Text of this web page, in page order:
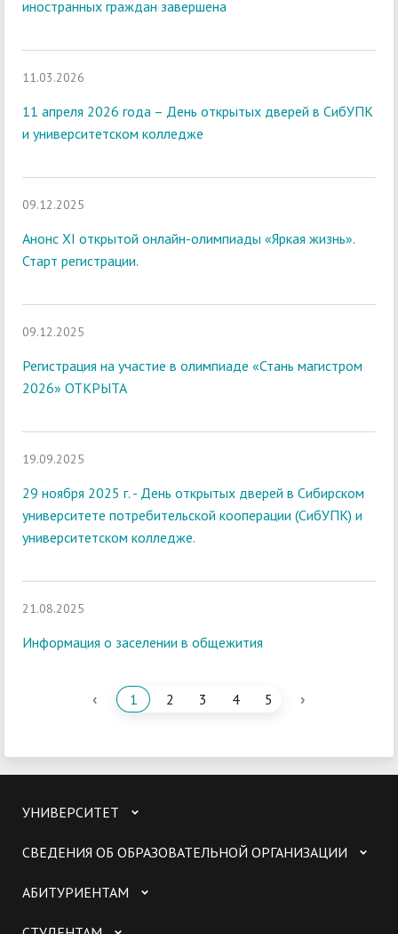
иностранных граждан завершена
11.03.2026
11 апреля 2026 года – День открытых дверей в СибУПК
и университетском колледже
09.12.2025
Анонс ХI открытой онлайн-олимпиады «Яркая жизнь».
Старт регистрации.
09.12.2025
Регистрация на участие в олимпиаде «Стань магистром
2026» ОТКРЫТА
19.09.2025
29 ноября 2025 г. - День открытых дверей в Сибирском
университете потребительской кооперации (СибУПК) и
университетском колледже.
21.08.2025
Информация о заселении в общежития
‹ 1 2 3 4 5 ›
УНИВЕРСИТЕТ
СВЕДЕНИЯ ОБ ОБРАЗОВАТЕЛЬНОЙ ОРГАНИЗАЦИИ
АБИТУРИЕНТАМ